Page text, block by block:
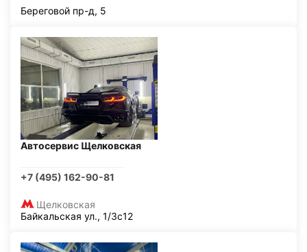
Береговой пр-д, 5
Автосервис Щелковская
+7 (495) 162-90-81
Щелковская
Байкальская ул., 1/3с12